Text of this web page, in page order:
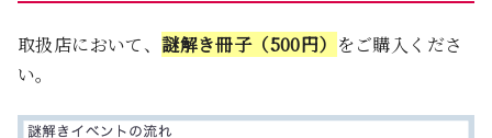
取扱店において、謎解き冊子（500円） をご購入くださ
い。